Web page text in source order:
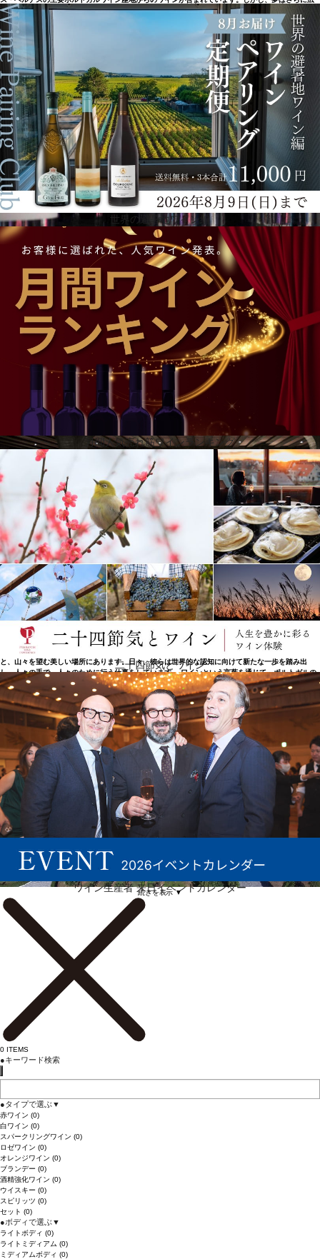
がり、グループ会社のヴィニブラジル社を通じて、ブラジルでの生産も開始しました。ヴァレ・
デ・サン・フランシスコ地区では、ポルトガルのブドウの木のユニークな特徴と、ブラジルのこの
地域の半乾燥気候を組み合わせたワインを、グローバル・ワインズが造っています。
最先端の醸造設備を備えたワイナリー
グローバル・ワインズのワイン生産は、最先端の醸造設備を備えたワイナリーが、樽熟成用のセラ
ー、ワインセラー、研究所、テイスティングルームを備えたユニットに統合され、同じコンセプト
に基づいて行われているのです。同社は2003年に農業・食品分野で初めてNITEC（企業内研究・技
術開発拠点）を設置し、研究開発を企業発展の根幹に据えています。30年以上にわたる仕事とワイ
ンへの愛によって、グローバル・ワインズはポルトガルワインのパノラマの中で稀有な歴史を刻ん
できました。この長い歴史の結果、ポルトガル、中国、ブラジルにオフィスを構え、ポルトガルに
は400ヘクタール、ブラジルには120ヘクタールのブドウ畑を所有し、年間700万本以上のワインを
生産し、アメリカ、ドイツ、アンゴラ、スイス、中国、フランス、ブラジル、カナダをはじめとす
る40カ国以上へ輸出されています。
小さな山岳地帯と世界との架け橋
カブリスはダンを代表するブランドで、世界で最も売れているダン・ワインを造っています。「カ
ブリスワインは常に優れた品質と価格のバランスを保っている」という前提のもと、カブリスは幅
広いポートフォリオで、あらゆる消費者層とシーンにアプローチしています。ダンの中心地、カレ
ガル・ド・サルにあるキンタ・デ・カブリス（カブリス農園）はグローバル・ワインズの本社とし
て、西にセラドカラムロ、南に有名なブサコ、北にセラダナヴェ、東に壮大なセラダエストレラ
と、山々を望む美しい場所にあります。日々、彼らは世界的な認知に向けて新たな一歩を踏み出
し、人々の手で、人々のために行う仕事をしています。 ワインという言葉を通じて、ポルトガルの
中心部にある小さな山岳地帯と世界との架け橋となっています。
続きを表示 ▼
世界の避暑地ワイン編
月間人気売れ筋ワインランキング
二十四節気とワイン
ワイン生産者 来日イベントカレンダー
0 ITEMS
●キーワード検索
●タイプで選ぶ▼
赤ワイン (0)
白ワイン (0)
スパークリングワイン (0)
ロゼワイン (0)
オレンジワイン (0)
ブランデー (0)
酒精強化ワイン (0)
ウイスキー (0)
スピリッツ (0)
セット (0)
●ボディで選ぶ▼
ライトボディ (0)
ライトミディアム (0)
ミディアムボディ (0)